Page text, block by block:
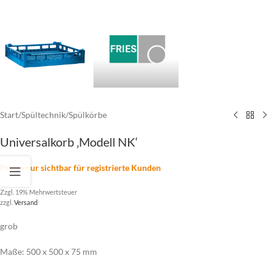
Start/Spültechnik/Spülkörbe
Universalkorb ‚Modell NK‘
Preise nur sichtbar für registrierte Kunden
Zzgl. 19% Mehrwertsteuer
zzgl. Versand
grob
Maße: 500 x 500 x 75 mm